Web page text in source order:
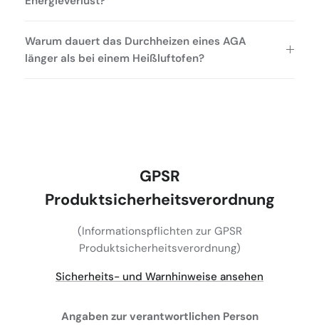
Warum dauert das Durchheizen eines AGA
länger als bei einem Heißluftofen?
GPSR
Produktsicherheitsverordnung
(Informationspflichten zur GPSR
Produktsicherheitsverordnung)
Sicherheits- und Warnhinweise ansehen
Angaben zur verantwortlichen Person